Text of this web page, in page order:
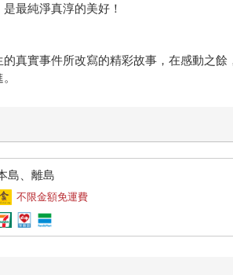
最純淨真淳的美好！
真實事件所改寫的精彩故事，在感動之
島、離島
不限金額免運費